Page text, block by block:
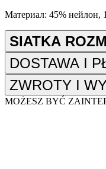
Материал: 45% нейлон,
SIATKA
DOSTAWA I
ZWROTY I
MOŻESZ BYĆ